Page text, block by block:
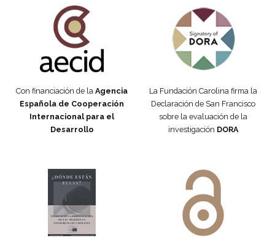
Con financiación de la Agencia
Española de Cooperación
Internacional para el
Desarrollo
La Fundación Carolina firma la
Declaración de San Francisco
sobre la evaluación de la
investigación DORA